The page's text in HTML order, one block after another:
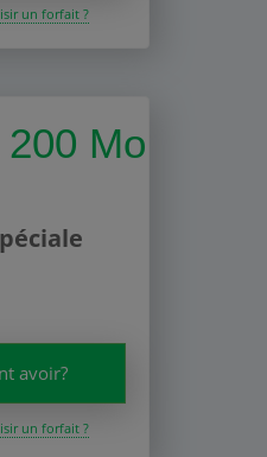
un forfait ?
Mo
avoir?
un forfait ?